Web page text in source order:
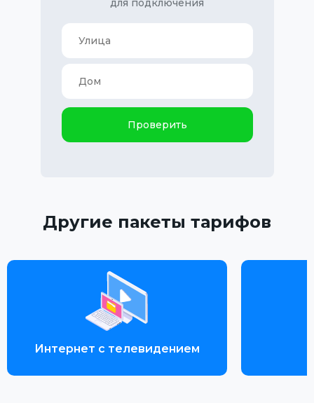
для подключения
Проверить
Другие пакеты тарифов
Интернет с телевидением